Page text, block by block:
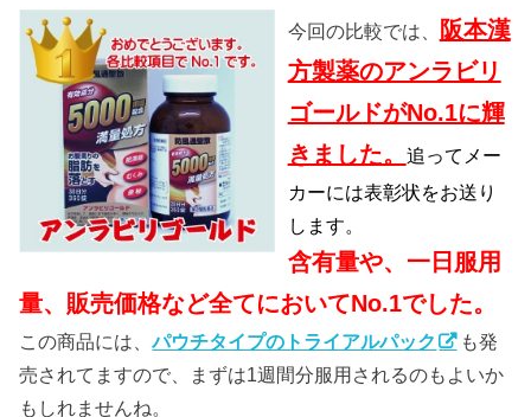
今回の比較では、
阪本漢
方製薬のアンラビリ
ゴールドがNo.1に輝
きました。
追 ってメー
カーには表彰状をお送り
します。
含有量や、一日服用
量、販売価格など全てにおいてNo.1でした。
この商品には、パウチタイプのトライアルパック
も発
売されてますので、まずは1週間分服用されるのもよいか
もしれませんね。